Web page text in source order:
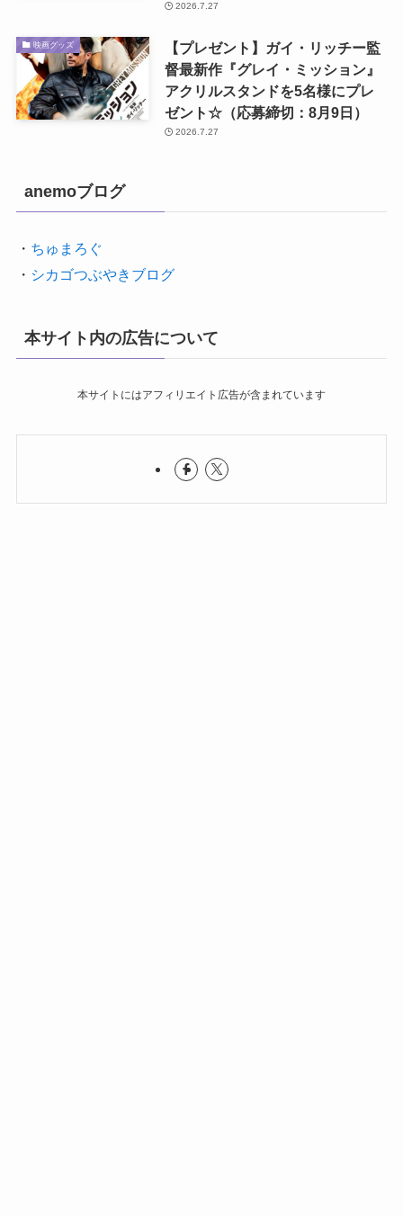
2026.7.27
映画グッズ
【プレゼント】ガイ・リッチー監
督最新作『グレイ・ミッション』
アクリルスタンドを5名様にプレ
ゼント☆（応募締切：8月9日）
2026.7.27
anemoブログ
・ ちゅまろぐ
・ シカゴつぶやきブログ
本サイト内の広告について
本サイトにはアフィリエイト広告が含まれています